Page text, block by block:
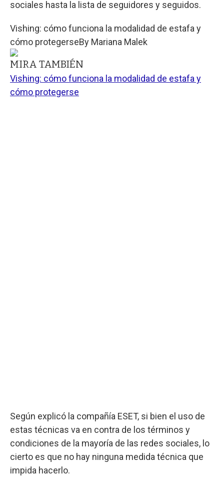
sociales hasta la lista de seguidores y seguidos.
Vishing: cómo funciona la modalidad de estafa y
cómo protegerseBy Mariana Malek
MIRA TAMBIÉN
Vishing: cómo funciona la modalidad de estafa y
cómo protegerse
Según explicó la compañía ESET, si bien el uso de
estas técnicas va en contra de los términos y
condiciones de la mayoría de las redes sociales, lo
cierto es que no hay ninguna medida técnica que
impida hacerlo.